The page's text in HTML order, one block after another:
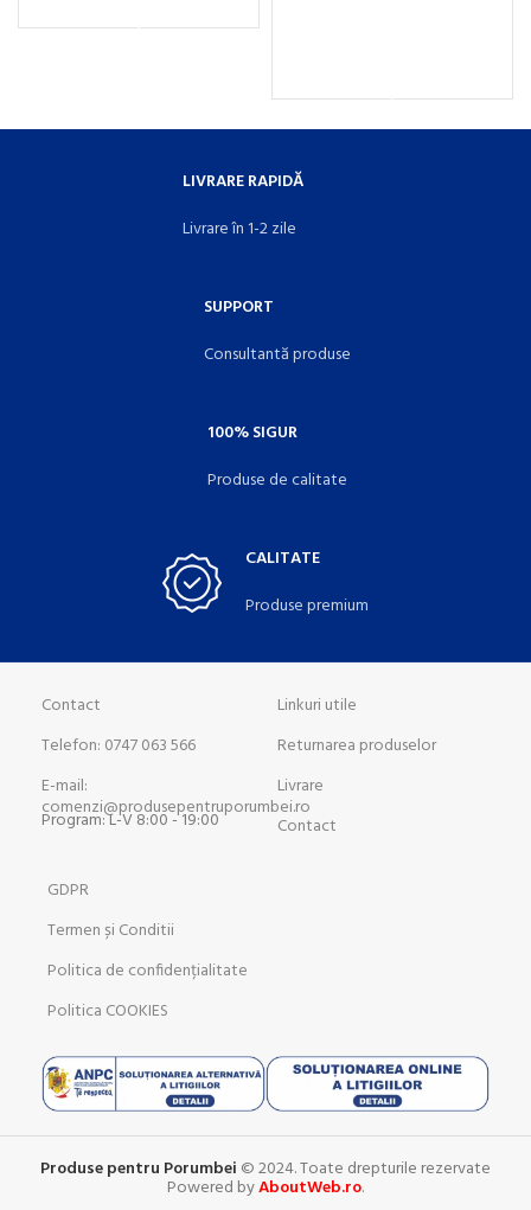
LIVRARE RAPIDĂ
Livrare în 1-2 zile
SUPPORT
Consultantă produse
100% SIGUR
Produse de calitate
CALITATE
Produse premium
Contact
Telefon: 0747 063 566
E-mail:
comenzi@produsepentruporumbei.ro
Program: L-V 8:00 - 19:00
Linkuri utile
Returnarea produselor
Livrare
Contact
GDPR
Termen și Conditii
Politica de confidențialitate
Politica COOKIES
Produse pentru Porumbei © 2024. Toate drepturile rezervate
Powered byAboutWeb.ro.